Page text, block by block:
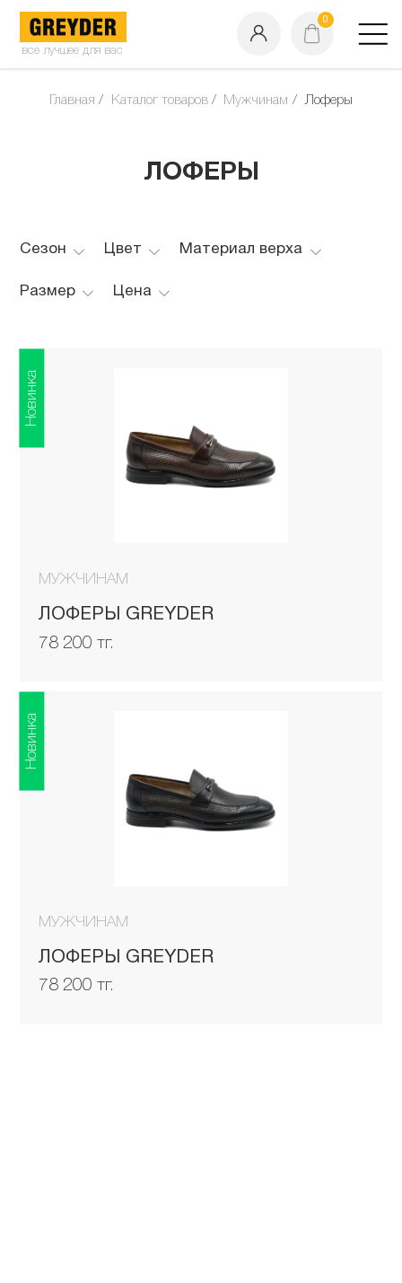
все лучшее для вас
0
Главная Каталог товаров Мужчинам Лоферы
ЛОФЕРЫ
Сезон Цвет Материал верха
Размер Цена
МУЖЧИНАМ
ЛОФЕРЫ GREYDER
78 200 тг.
Новинка
МУЖЧИНАМ
ЛОФЕРЫ GREYDER
78 200 тг.
Новинка